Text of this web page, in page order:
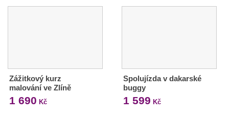
Zážitkový kurz
malování ve Zlíně
1 690 Kč
Spolujízda v dakarské
buggy
1 599 Kč